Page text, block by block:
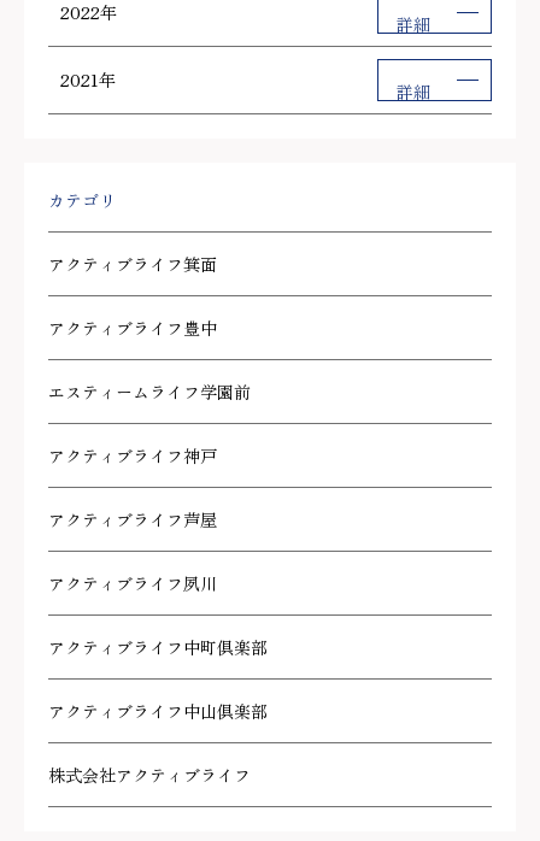
2022年 詳細
2021年 詳細
カテゴリ
アクティブライフ箕面
アクティブライフ豊中
エスティームライフ学園前
アクティブライフ神戸
アクティブライフ芦屋
アクティブライフ夙川
アクティブライフ中町倶楽部
アクティブライフ中山倶楽部
株式会社アクティブライフ